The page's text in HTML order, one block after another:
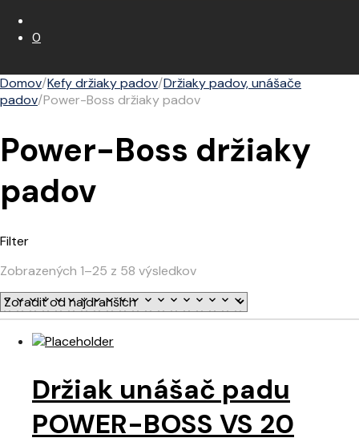
0
Domov/Kefy držiaky padov/Držiaky padov, unášače
padov/Power-Boss držiaky padov
Power-Boss držiaky
padov
Filter
Zobrazených 1–25 z 58 výsledkov
Držiak unášač padu
POWER-BOSS VS 20